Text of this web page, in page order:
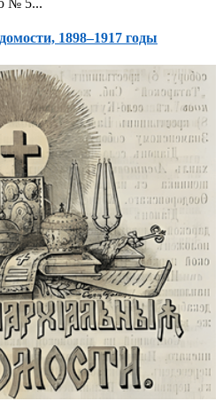
1898–1917 годы